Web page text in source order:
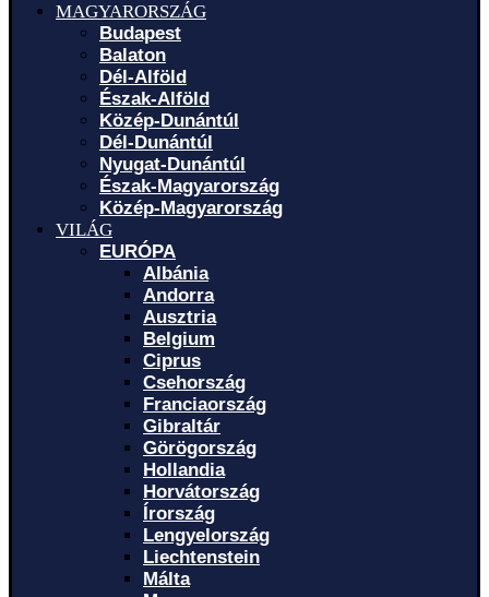
MAGYARORSZÁG
Budapest
Balaton
Dél-Alföld
Észak-Alföld
Közép-Dunántúl
Dél-Dunántúl
Nyugat-Dunántúl
Észak-Magyarország
Közép-Magyarország
VILÁG
EURÓPA
Albánia
Andorra
Ausztria
Belgium
Ciprus
Csehország
Franciaország
Gibraltár
Görögország
Hollandia
Horvátország
Írország
Lengyelország
Liechtenstein
Málta